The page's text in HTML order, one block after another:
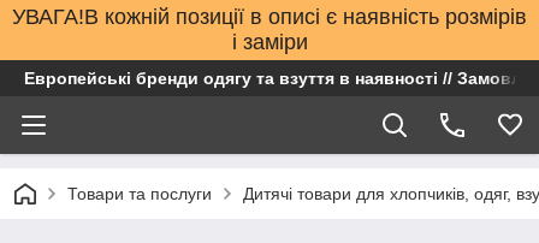
УВАГА!В кожній позиції в описі є наявність розмірів
і заміри
Европейські бренди одягу та взуття в наявності //
Товари та послуги Дитячі товари для хлопчиків, одяг,